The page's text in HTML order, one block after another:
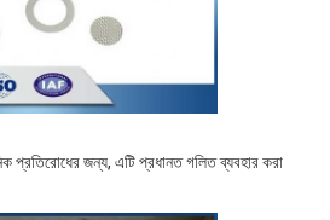
প্রতিরোধের জন্য, এটি প্রধানত গলিত ব্যবহার করা